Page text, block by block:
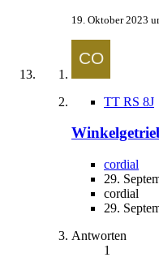
19. Oktober 2023
TT RS 8J
cordial
29.
cordial
29.
Antworten
1